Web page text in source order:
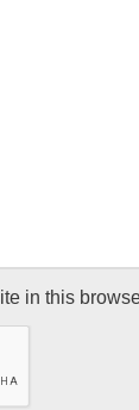
in this